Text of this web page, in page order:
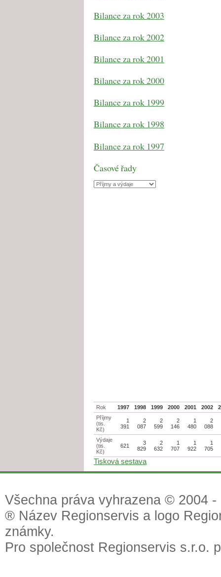
Bilance za rok 2003
Bilance za rok 2002
Bilance za rok 2001
Bilance za rok 2000
Bilance za rok 1999
Bilance za rok 1998
Bilance za rok 1997
Časové řady
Rok 1997 1998 1999 2000 2001 2002
Příjmy
(tis.
Kč)
1
391
2
087
2
599
2
146
1
480
2
088
Výdaje
(tis.
Kč)
621
3
829
2
632
1
707
1
922
1
705
Tisková sestava
Všechna práva vyhrazena © 2004
® Název Regionservis a logo
známky.
Pro společnost Regionservis s.r.o.